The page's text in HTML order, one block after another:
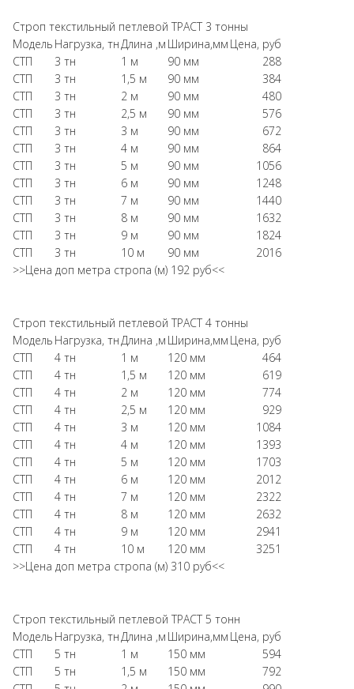
Строп текстильный петлевой ТРАСТ 3 тонны
Модель Нагрузка, тнДлина ,м Ширина,мм Цена, руб
СТП
3 тн 1 м 90 мм
288
СТП
3 тн 1,5 м 90 мм
384
СТП
3 тн 2 м 90 мм
480
СТП
3 тн 2,5 м 90 мм
576
СТП
3 тн 3 м 90 мм
672
СТП
3 тн 4 м 90 мм
864
СТП
3 тн 5 м 90 мм
1056
СТП
3 тн 6 м 90 мм
1248
СТП
3 тн 7 м 90 мм
1440
СТП
3 тн 8 м 90 мм
1632
СТП
3 тн 9 м 90 мм
1824
СТП
3 тн 10 м 90 мм
2016
>>Цена доп метра стропа (м) 192 руб<<
Строп текстильный петлевой ТРАСТ 4 тонны
Модель Нагрузка, тнДлина ,м Ширина,мм Цена, руб
СТП
4 тн 1 м 120 мм
464
СТП
4 тн 1,5 м 120 мм
619
СТП
4 тн 2 м 120 мм
774
СТП
4 тн 2,5 м 120 мм
929
СТП
4 тн 3 м 120 мм
1084
СТП
4 тн 4 м 120 мм
1393
СТП
4 тн 5 м 120 мм
1703
СТП
4 тн 6 м 120 мм
2012
СТП
4 тн 7 м 120 мм
2322
СТП
4 тн 8 м 120 мм
2632
СТП
4 тн 9 м 120 мм
2941
СТП
4 тн 10 м 120 мм
3251
>>Цена доп метра стропа (м) 310 руб<<
Строп текстильный петлевой ТРАСТ 5 тонн
Модель Нагрузка, тнДлина ,м Ширина,мм Цена, руб
СТП
5 тн 1 м 150 мм
594
СТП
5 тн 1,5 м 150 мм
792